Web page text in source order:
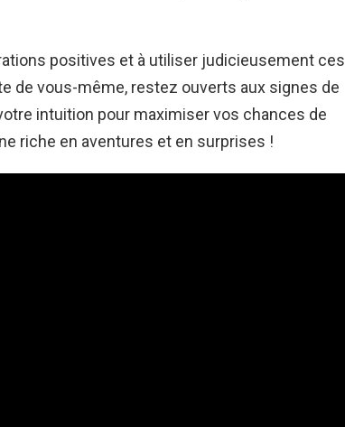
positives et à utiliser judicieusement ces
de vous-même, restez ouverts aux signes de
intuition pour maximiser vos chances de
riche en aventures et en surprises !